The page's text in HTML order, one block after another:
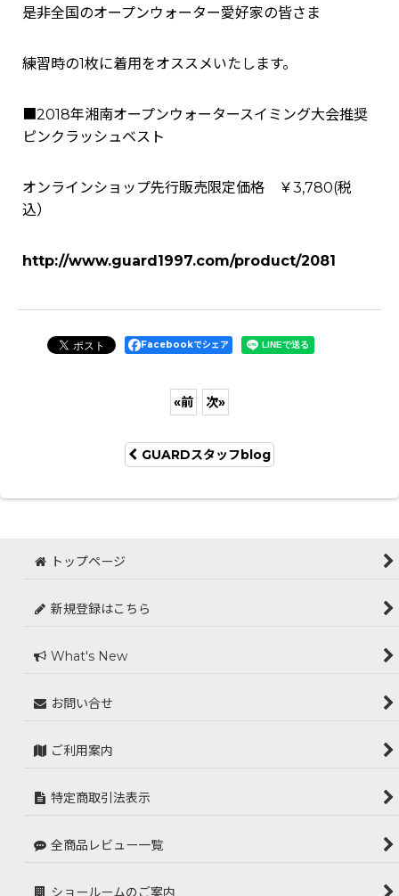
是非全国のオープンウォーター愛好家の皆さま
練習時の1枚に着用をオススメいたします。
■2018年湘南オープンウォータースイミング大会推奨
ピンクラッシュベスト
オンラインショップ先行販売限定価格 ￥3,780(税
込）
http://www.guard1997.com/product/2081
Facebookでシェア
«前 次»
GUARDスタッフblog
トップページ
新規登録はこちら
What's New
お問い合せ
ご利用案内
特定商取引法表示
全商品レビュー一覧
ショールームのご案内